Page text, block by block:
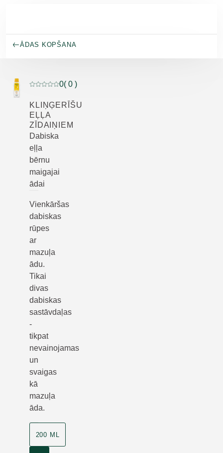
ĀDAS KOPŠANA
Pašreizējais vērtējums: 0 no 5 zvaigznēm novērtēja 0
0( 0 )
KLIŅĢERĪŠU
EĻĻA
ZĪDAIŅIEM
Dabiska
eļļa
bērnu
maigajai
ādai
Vienkāršas
dabiskas
rūpes
ar
mazuļa
ādu.
Tikai
divas
dabiskas
sastāvdaļas
-
tikpat
nevainojamas
un
svaigas
kā
mazuļa
āda.
200 ML